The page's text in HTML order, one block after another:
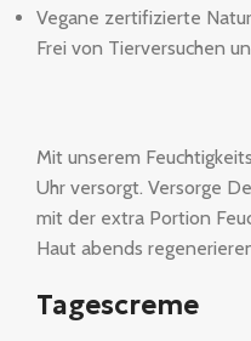
Vegane zertifizierte
Frei von Tierversuchen
Mit unserem
Uhr versorgt. Versorge
mit der extra Portion
Haut abends
Tagescreme